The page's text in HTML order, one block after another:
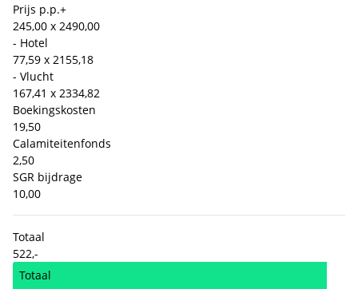
Prijs p.p.+
245,00 x 2490,00
- Hotel
77,59 x 2155,18
- Vlucht
167,41 x 2334,82
Boekingskosten
19,50
Calamiteitenfonds
2,50
SGR bijdrage
10,00
Totaal
522,-
Totaal